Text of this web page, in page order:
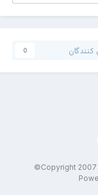
کنندگان 0
Copyright 2007